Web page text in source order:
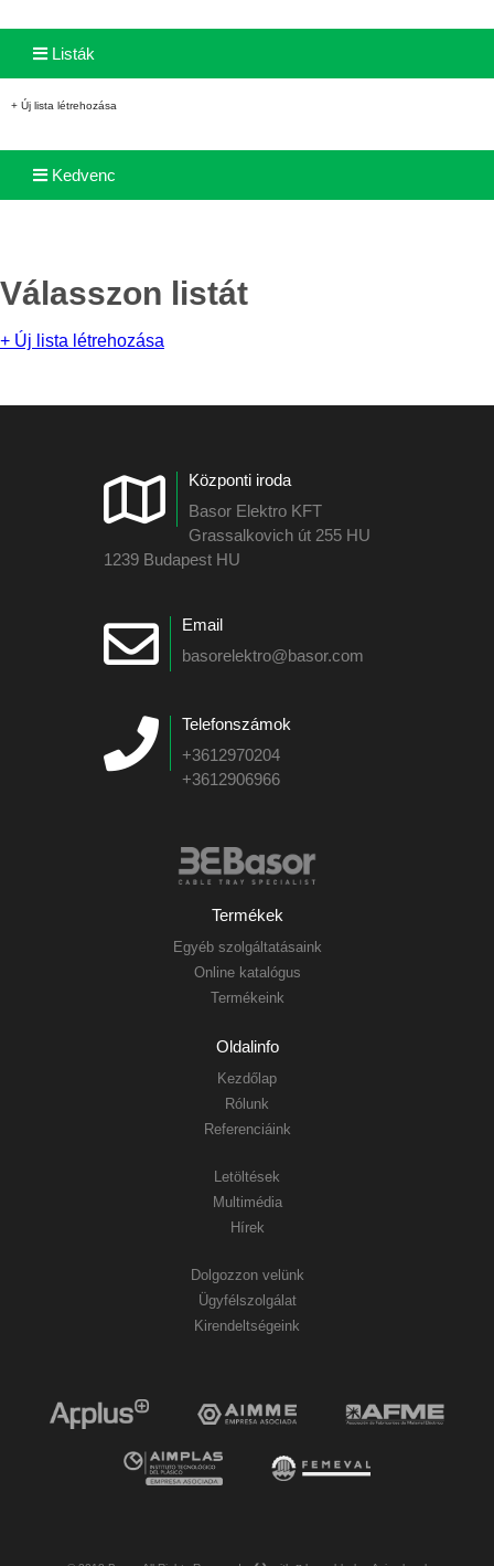
Listák
+ Új lista létrehozása
Kedvenc
Válasszon listát
+ Új lista létrehozása
Központi iroda
Basor Elektro KFT
Grassalkovich út 255 HU
1239 Budapest HU
Email
basorelektro@basor.com
Telefonszámok
+3612970204
+3612906966
Termékek
Egyéb szolgáltatásaink
Online katalógus
Termékeink
Oldalinfo
Kezdőlap
Rólunk
Referenciáink
Letöltések
Multimédia
Hírek
Dolgozzon velünk
Ügyfélszolgálat
Kirendeltségeink